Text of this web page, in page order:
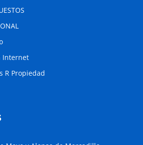
Internet
R Propiedad